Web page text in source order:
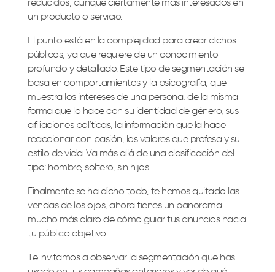
reducidos, aunque ciertamente más interesados en
un producto o servicio.
El punto está en la complejidad para crear dichos
públicos, ya que requiere de un conocimiento
profundo y detallado. Este tipo de segmentación se
basa en comportamientos y la psicografía, que
muestra los intereses de una persona, de la misma
forma que lo hace con su identidad de género, sus
afiliaciones políticas, la información que la hace
reaccionar con pasión, los valores que profesa y su
estilo de vida. Va más allá de una clasificación del
tipo: hombre, soltero, sin hijos.
Finalmente se ha dicho todo, te hemos quitado las
vendas de los ojos, ahora tienes un panorama
mucho más claro de cómo guiar tus anuncios hacia
tu público objetivo.
Te invitamos a observar la segmentación que has